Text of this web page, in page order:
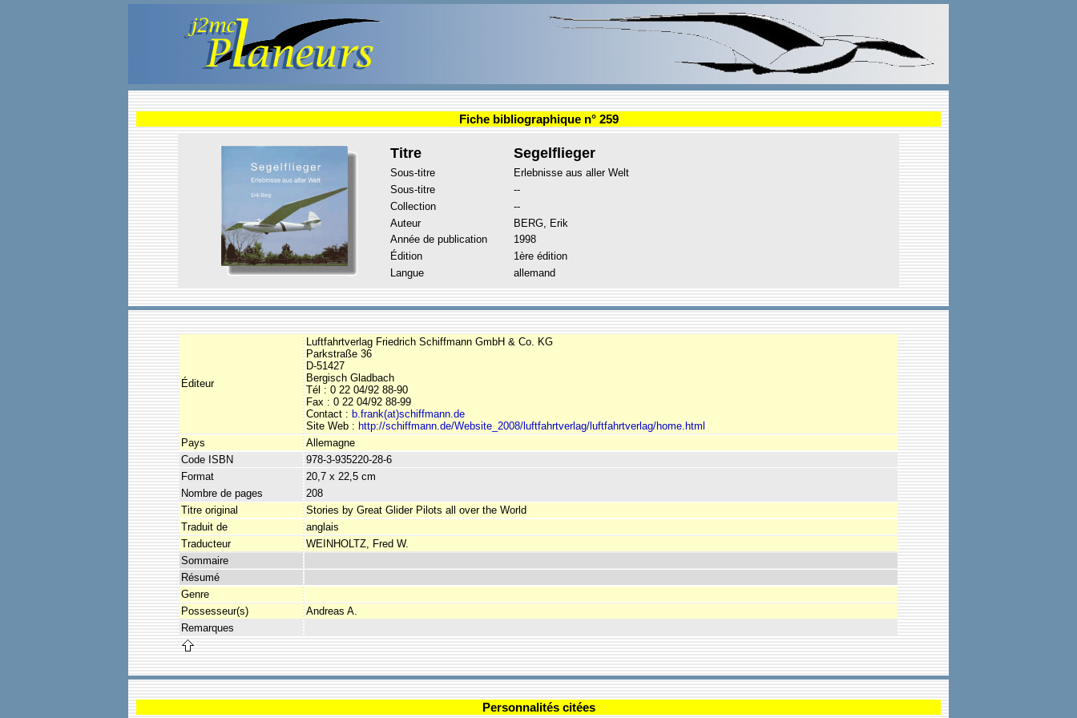
Fiche bibliographique n° 259
Titre Segelflieger
Sous-titre
Erlebnisse aus aller Welt
Sous-titre
--
Collection
--
Auteur
BERG, Erik
Année de publication
1998
Édition
1ère édition
Langue
allemand
Éditeur
Luftfahrtverlag Friedrich Schiffmann GmbH & Co. KG
Parkstraße 36
D-51427
Bergisch Gladbach
Tél : 0 22 04/92 88-90
Fax : 0 22 04/92 88-99
Contact : b.frank(at)schiffmann.de
Site Web : http://schiffmann.de/Website_2008/luftfahrtverlag/luftfahrtverlag/home.html
Pays
Allemagne
Code ISBN
978-3-935220-28-6
Format
20,7 x 22,5 cm
Nombre de pages
208
Titre original
Stories by Great Glider Pilots all over the World
Traduit de
anglais
Traducteur
WEINHOLTZ, Fred W.
Sommaire
Résumé
Genre
Possesseur(s)
Andreas A.
Remarques
Personnalités citées